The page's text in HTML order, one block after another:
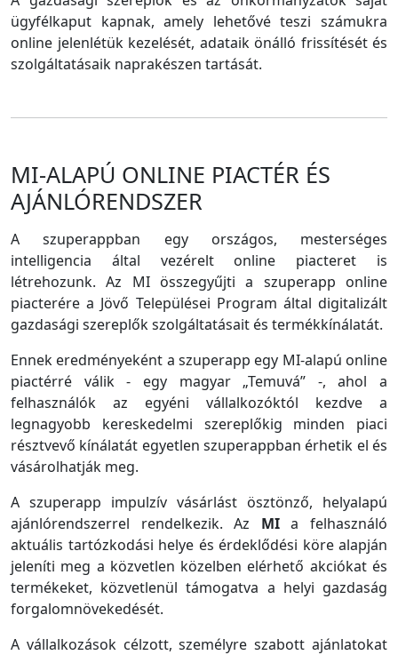
ügyfélkaput kapnak, amely lehetővé teszi számukra
online jelenlétük kezelését, adataik önálló frissítését és
szolgáltatásaik naprakészen tartását.
MI-ALAPÚ ONLINE PIACTÉR ÉS
AJÁNLÓRENDSZER
A szuperappban egy országos, mesterséges
intelligencia által vezérelt online piacteret is
létrehozunk. Az MI összegyűjti a szuperapp online
piacterére a Jövő Települései Program által digitalizált
gazdasági szereplők szolgáltatásait és termékkínálatát.
Ennek eredményeként a szuperapp egy MI-alapú online
piactérré válik - egy magyar „Temuvá” -, ahol a
felhasználók az egyéni vállalkozóktól kezdve a
legnagyobb kereskedelmi szereplőkig minden piaci
résztvevő kínálatát egyetlen szuperappban érhetik el és
vásárolhatják meg.
A szuperapp impulzív vásárlást ösztönző, helyalapú
ajánlórendszerrel rendelkezik. Az MIa felhasználó
aktuális tartózkodási helye és érdeklődési köre alapján
jeleníti meg a közvetlen közelben elérhető akciókat és
termékeket, közvetlenül támogatva a helyi gazdaság
forgalomnövekedését.
A vállalkozások célzott, személyre szabott ajánlatokat